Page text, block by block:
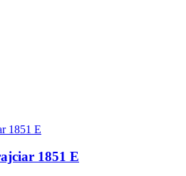
1851 E